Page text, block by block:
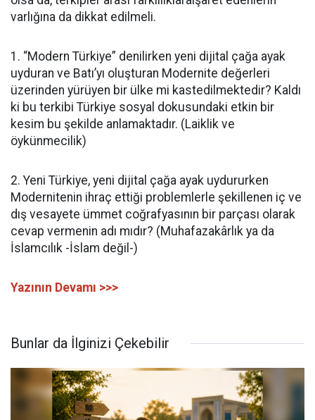
varlığına da dikkat edilmeli.
1. “Modern Türkiye” denilirken yeni dijital çağa ayak
uyduran ve Batı’yı oluşturan Modernite değerleri
üzerinden yürüyen bir ülke mi kastedilmektedir? Kaldı
ki bu terkibi Türkiye sosyal dokusundaki etkin bir
kesim bu şekilde anlamaktadır. (Laiklik ve
öykünmecilik)
2. Yeni Türkiye, yeni dijital çağa ayak uydururken
Modernitenin ihraç ettiği problemlerle şekillenen iç ve
dış vesayete ümmet coğrafyasının bir parçası olarak
cevap vermenin adı mıdır? (Muhafazakârlık ya da
İslamcılık -İslam değil-)
Yazının Devamı >>>
Bunlar da İlginizi Çekebilir